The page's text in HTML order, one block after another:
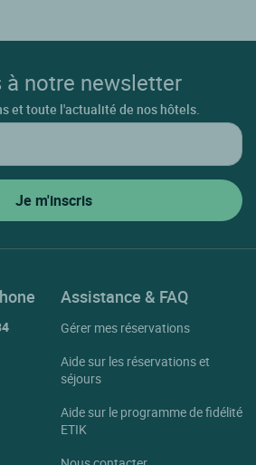
à notre newsletter
et toute l'actualité de nos hôtels.
Assistance & FAQ
Gérer mes réservations
Aide sur les réservations et
séjours
Aide sur le programme de fidélité
ETIK